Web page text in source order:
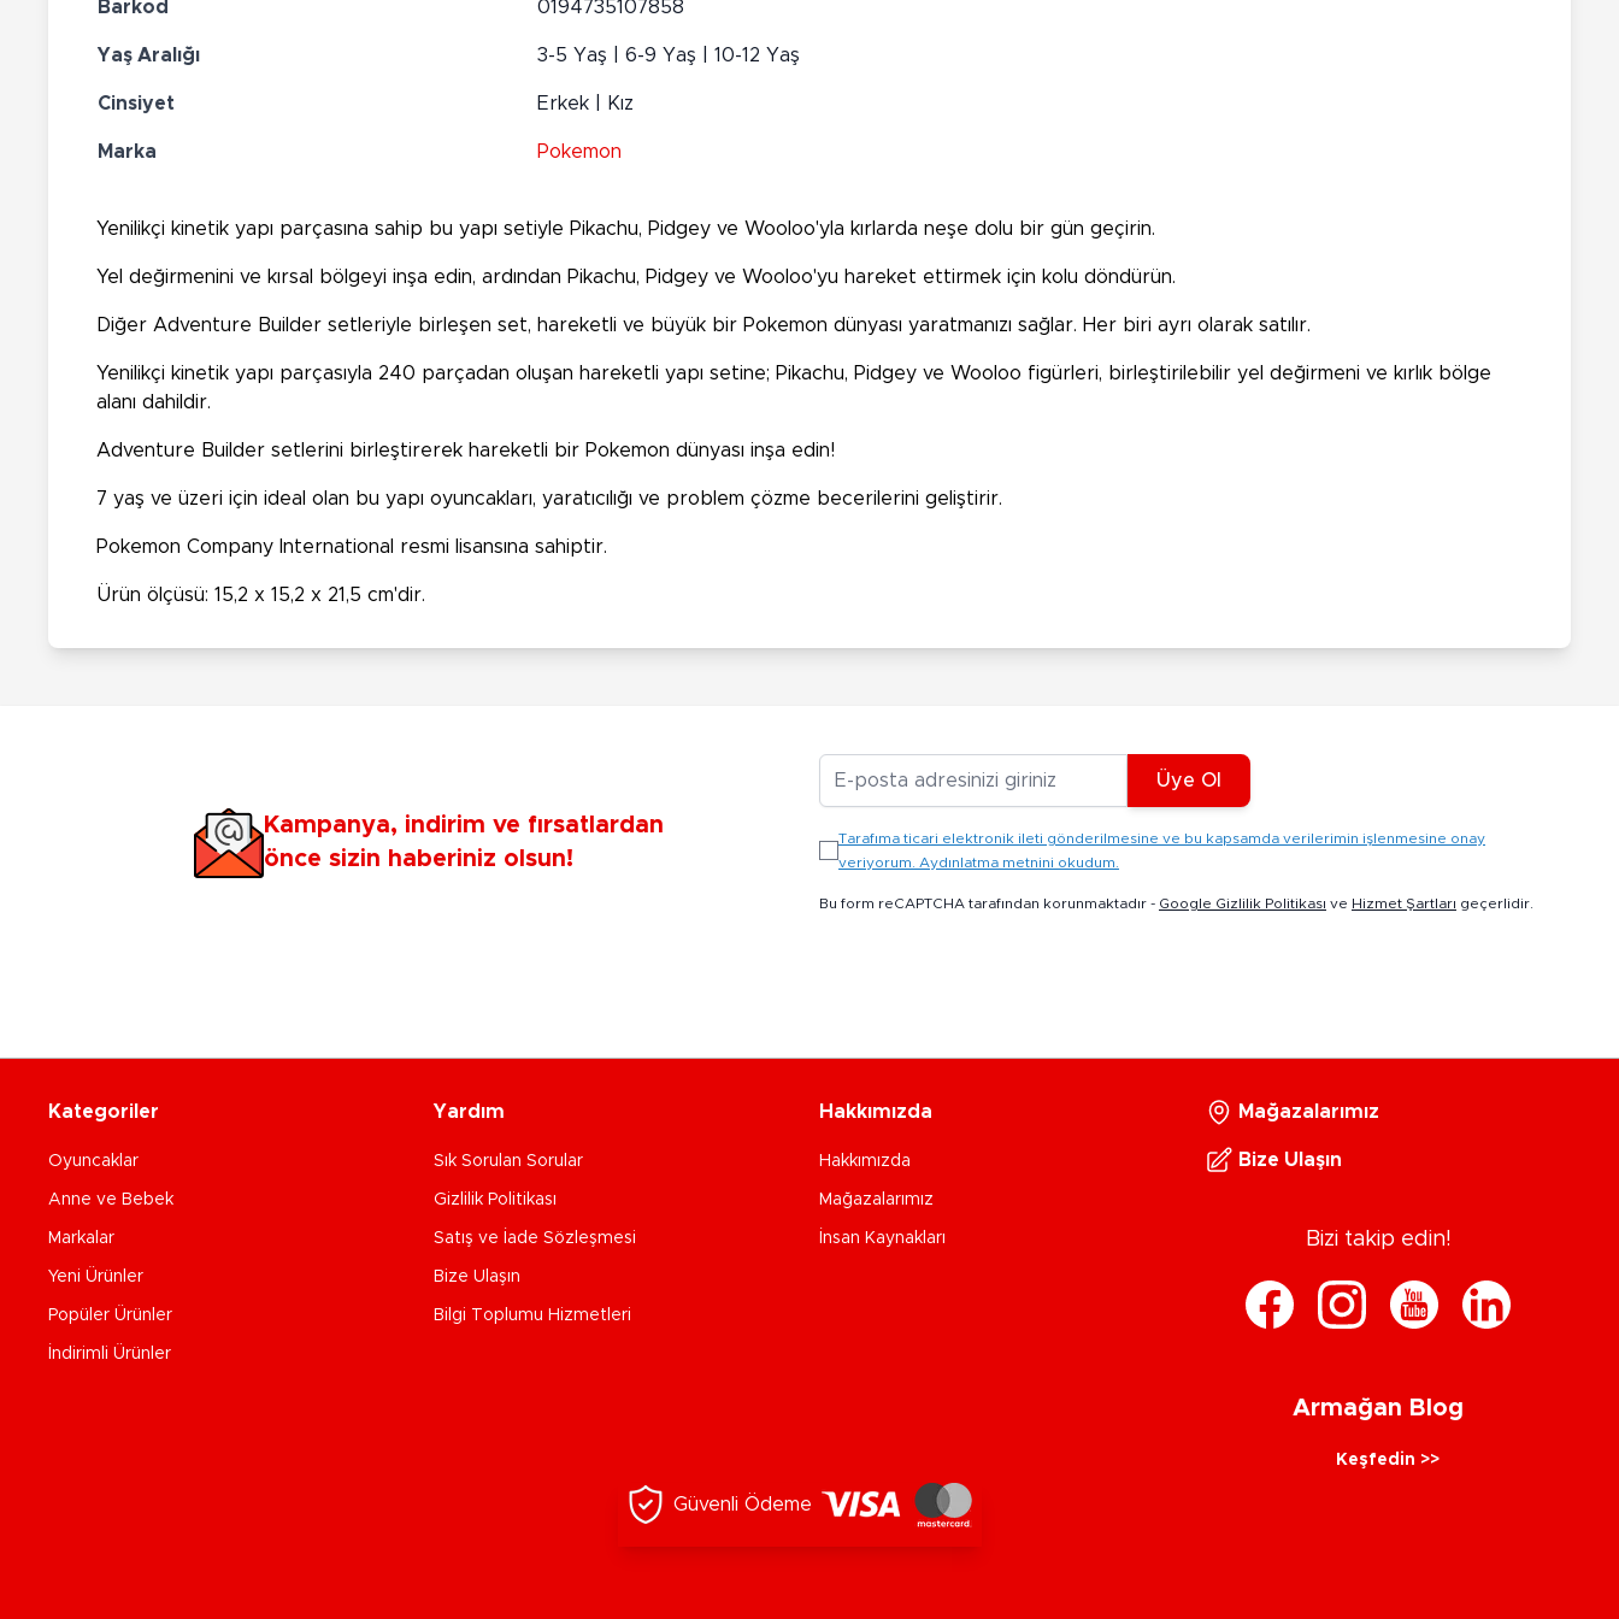
Barkod 0194735107858
Yaş Aralığı 3-5 Yaş | 6-9 Yaş | 10-12 Yaş
Cinsiyet Erkek | Kız
Marka Pokemon
Yenilikçi kinetik yapı parçasına sahip bu yapı setiyle Pikachu, Pidgey ve Wooloo'yla kırlarda neşe dolu bir gün geçirin.
Yel değirmenini ve kırsal bölgeyi inşa edin, ardından Pikachu, Pidgey ve Wooloo'yu hareket ettirmek için kolu döndürün.
Diğer Adventure Builder setleriyle birleşen set, hareketli ve büyük bir Pokemon dünyası yaratmanızı sağlar. Her biri ayrı olarak satılır.
Yenilikçi kinetik yapı parçasıyla 240 parçadan oluşan hareketli yapı setine; Pikachu, Pidgey ve Wooloo figürleri, birleştirilebilir yel değirmeni ve kırlık bölge
alanı dahildir.
Adventure Builder setlerini birleştirerek hareketli bir Pokemon dünyası inşa edin!
7 yaş ve üzeri için ideal olan bu yapı oyuncakları, yaratıcılığı ve problem çözme becerilerini geliştirir.
Pokemon Company International resmi lisansına sahiptir.
Ürün ölçüsü: 15,2 x 15,2 x 21,5 cm'dir.
Kampanya, indirim ve fırsatlardan
önce sizin haberiniz olsun!
Üye Ol
Tarafıma ticari elektronik ileti gönderilmesine ve bu kapsamda verilerimin işlenmesine onay
veriyorum. Aydınlatma metnini okudum.
Bu form reCAPTCHA tarafından korunmaktadır - Google Gizlilik Politikası ve Hizmet Şartları geçerlidir.
Kategoriler
Oyuncaklar
Anne ve Bebek
Markalar
Yeni Ürünler
Popüler Ürünler
İndirimli Ürünler
Yardım
Sık Sorulan Sorular
Gizlilik Politikası
Satış ve İade Sözleşmesi
Bize Ulaşın
Bilgi Toplumu Hizmetleri
Hakkımızda
Hakkımızda
Mağazalarımız
İnsan Kaynakları
Mağazalarımız
Bize Ulaşın
Bizi takip edin!
Armağan Blog
Keşfedin >>
Güvenli Ödeme